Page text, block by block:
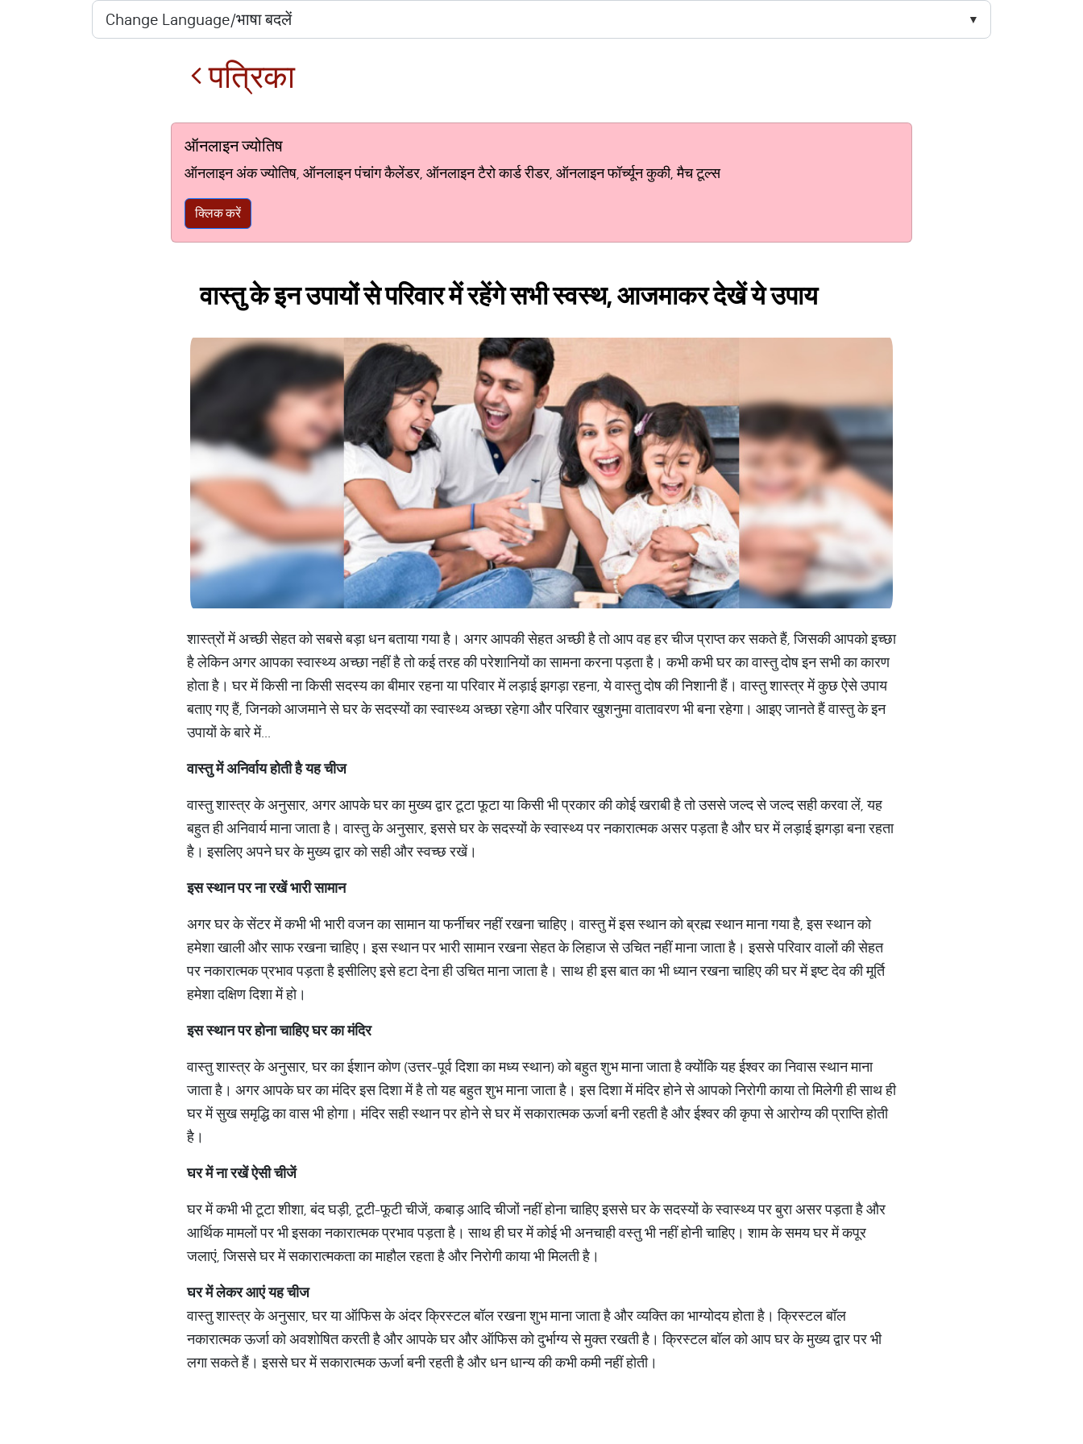
पत्रिका
ऑनलाइन ज्योतिष
ऑनलाइन अंक ज्योतिष, ऑनलाइन पंचांग कैलेंडर, ऑनलाइन टैरो कार्ड रीडर, ऑनलाइन फॉर्च्यून कुकी, मैच टूल्स
क्लिक करें
वास्तु के इन उपायों से परिवार में रहेंगे सभी स्वस्थ, आजमाकर देखें ये उपाय
शास्त्रों में अच्छी सेहत को सबसे बड़ा धन बताया गया है। अगर आपकी सेहत अच्छी है तो आप वह हर चीज प्राप्त कर सकते हैं, जिसकी आपको इच्छा
है लेकिन अगर आपका स्वास्थ्य अच्छा नहीं है तो कई तरह की परेशानियों का सामना करना पड़ता है। कभी कभी घर का वास्तु दोष इन सभी का कारण
होता है। घर में किसी ना किसी सदस्य का बीमार रहना या परिवार में लड़ाई झगड़ा रहना, ये वास्तु दोष की निशानी हैं। वास्तु शास्त्र में कुछ ऐसे उपाय
बताए गए हैं, जिनको आजमाने से घर के सदस्यों का स्वास्थ्य अच्छा रहेगा और परिवार खुशनुमा वातावरण भी बना रहेगा। आइए जानते हैं वास्तु के इन
उपायों के बारे में...
वास्तु में अनिर्वाय होती है यह चीज
वास्तु शास्त्र के अनुसार, अगर आपके घर का मुख्य द्वार टूटा फूटा या किसी भी प्रकार की कोई खराबी है तो उससे जल्द से जल्द सही करवा लें, यह
बहुत ही अनिवार्य माना जाता है। वास्तु के अनुसार, इससे घर के सदस्यों के स्वास्थ्य पर नकारात्मक असर पड़ता है और घर में लड़ाई झगड़ा बना रहता
है। इसलिए अपने घर के मुख्य द्वार को सही और स्वच्छ रखें।
इस स्थान पर ना रखें भारी सामान
अगर घर के सेंटर में कभी भी भारी वजन का सामान या फर्नीचर नहीं रखना चाहिए। वास्तु में इस स्थान को ब्रह्म स्थान माना गया है, इस स्थान को
हमेशा खाली और साफ रखना चाहिए। इस स्थान पर भारी सामान रखना सेहत के लिहाज से उचित नहीं माना जाता है। इससे परिवार वालों की सेहत
पर नकारात्मक प्रभाव पड़ता है इसीलिए इसे हटा देना ही उचित माना जाता है। साथ ही इस बात का भी ध्यान रखना चाहिए की घर में इष्ट देव की मूर्ति
हमेशा दक्षिण दिशा में हो।
इस स्थान पर होना चाहिए घर का मंदिर
वास्तु शास्त्र के अनुसार, घर का ईशान कोण (उत्तर-पूर्व दिशा का मध्य स्थान) को बहुत शुभ माना जाता है क्योंकि यह ईश्वर का निवास स्थान माना
जाता है। अगर आपके घर का मंदिर इस दिशा में है तो यह बहुत शुभ माना जाता है। इस दिशा में मंदिर होने से आपको निरोगी काया तो मिलेगी ही साथ ही
घर में सुख समृद्धि का वास भी होगा। मंदिर सही स्थान पर होने से घर में सकारात्मक ऊर्जा बनी रहती है और ईश्वर की कृपा से आरोग्य की प्राप्ति होती
है।
घर में ना रखें ऐसी चीजें
घर में कभी भी टूटा शीशा, बंद घड़ी, टूटी-फूटी चीजें, कबाड़ आदि चीजों नहीं होना चाहिए इससे घर के सदस्यों के स्वास्थ्य पर बुरा असर पड़ता है और
आर्थिक मामलों पर भी इसका नकारात्मक प्रभाव पड़ता है। साथ ही घर में कोई भी अनचाही वस्तु भी नहीं होनी चाहिए। शाम के समय घर में कपूर
जलाएं, जिससे घर में सकारात्मकता का माहौल रहता है और निरोगी काया भी मिलती है।
घर में लेकर आएं यह चीज
वास्तु शास्त्र के अनुसार, घर या ऑफिस के अंदर क्रिस्टल बॉल रखना शुभ माना जाता है और व्यक्ति का भाग्योदय होता है। क्रिस्टल बॉल
नकारात्मक ऊर्जा को अवशोषित करती है और आपके घर और ऑफिस को दुर्भाग्य से मुक्त रखती है। क्रिस्टल बॉल को आप घर के मुख्य द्वार पर भी
लगा सकते हैं। इससे घर में सकारात्मक ऊर्जा बनी रहती है और धन धान्य की कभी कमी नहीं होती।